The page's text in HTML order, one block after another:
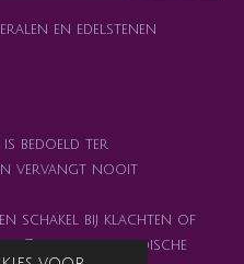
en edelstenen
is bedoeld ter
vervangt nooit
schakel bij klachten of
Zelfzorg en medische